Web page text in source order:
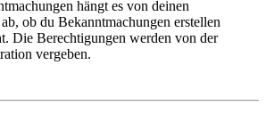
hängt es von deinen
ob du Bekanntmachungen erstellen
Die Berechtigungen werden von der
vergeben.